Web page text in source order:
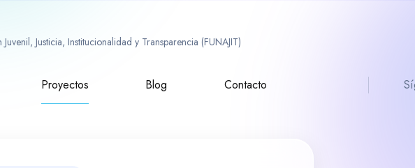
Justicia, Institucionalidad y Transparencia (FUNAJIT)
Proyectos Blog Contacto